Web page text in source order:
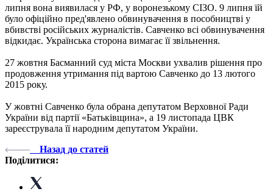
липня вона виявилася у РФ, у воронезькому СІЗО. 9 липня їй
було офіційно пред'явлено обвинувачення в пособництві у
вбивстві російських журналістів. Савченко всі обвинувачення
відкидає. Українська сторона вимагає її звільнення.
27 жовтня Басманний суд міста Москви ухвалив рішення про
продовження утримання під вартою Савченко до 13 лютого
2015 року.
У жовтні Савченко була обрана депутатом Верховної Ради
України від партії «Батьківщина», а 19 листопада ЦВК
зареєструвала її народним депутатом України.
Назад до статей
Поділитися: